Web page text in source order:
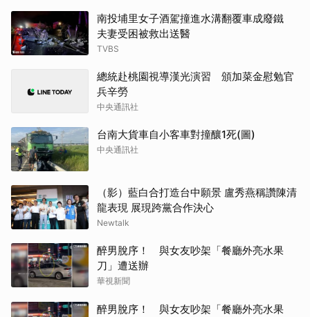
南投埔里女子酒駕撞進水溝翻覆車成廢鐵
夫妻受困被救出送醫
TVBS
總統赴桃園視導漢光演習 頒加菜金慰勉官
兵辛勞
中央通訊社
台南大貨車自小客車對撞釀1死(圖)
中央通訊社
（影）藍白合打造台中願景 盧秀燕稱讚陳清
龍表現 展現跨黨合作決心
Newtalk
醉男脫序！ 與女友吵架「餐廳外亮水果
刀」遭送辦
華視新聞
醉男脫序！ 與女友吵架「餐廳外亮水果